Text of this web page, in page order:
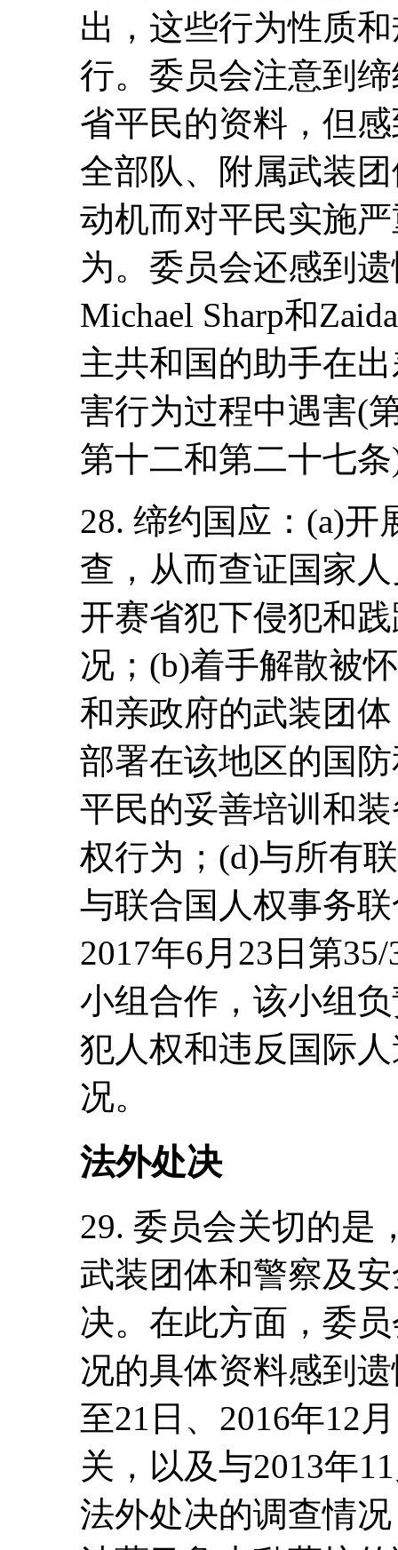
出，这些行为性质
行。委员会注意到
省平民的资料，但
全部队、附属武装
动机而对平民实施
为。委员会还感到
Michael Sharp和
主共和国的助手在
害行为过程中遇害(
第十二和第二十七
28. 缔约国应：(a)
查，从而查证国家
开赛省犯下侵犯和
况；(b)着手解散被
和亲政府的武装团
部署在该地区的国
平民的妥善培训和
权行为；(d)与所有
与联合国人权事务
2017年6月23日第
小组合作，该小组
犯人权和违反国际
况。
法外处决
29. 委员会关切的是
武装团体和警察及
决。在此方面，委
况的具体资料感到
至21日、2016年12
关，以及与2013年
法外处决的调查情